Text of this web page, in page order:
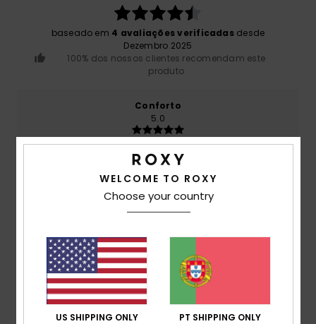
baseado em 4 avaliações verificadasdesde
Dezembro 2025
100% dos nossos clientes recomendam este
produto
Conforto
5.0
Relação qualidade/preço
4.5
Muito pequenoDemasiado grande
WELCOME TO ROXY
Choose your country
US SHIPPING ONLY PT SHIPPING ONLY